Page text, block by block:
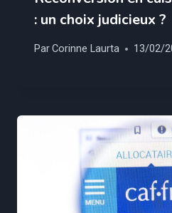
: un choix judicieux ?
ParCorinne Laurta 13/02/